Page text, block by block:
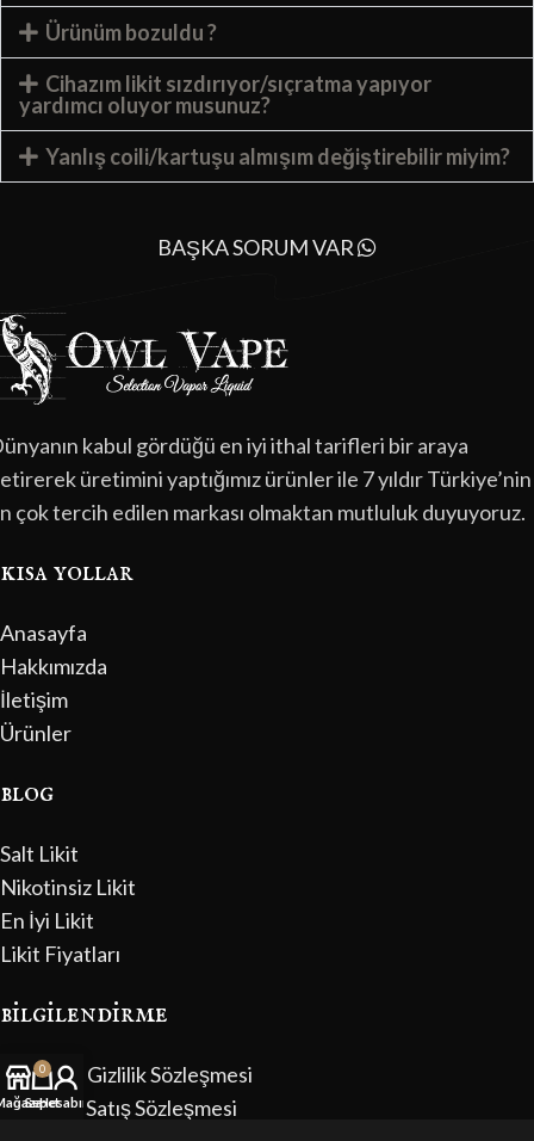
Ürünüm bozuldu ?
Cihazım likit sızdırıyor/sıçratma yapıyor
yardımcı oluyor musunuz?
Yanlış coili/kartuşu almışım değiştirebilir miyim?
BAŞKA SORUM VAR
kabul gördüğü en iyi ithal tarifleri bir araya
üretimini yaptığımız ürünler ile 7 yıldır Türkiye’nin
çok tercih edilen markası olmaktan mutluluk duyuyoruz.
kısa yollar
Anasayfa
Hakkımızda
İletişim
Ürünler
blog
Salt Likit
Nikotinsiz Likit
En İyi Likit
Likit Fiyatları
bilgilendirme
Üyelik ve Gizlilik Sözleşmesi
Mesafeli Satış Sözleşmesi
0
Sepet
Hesabım